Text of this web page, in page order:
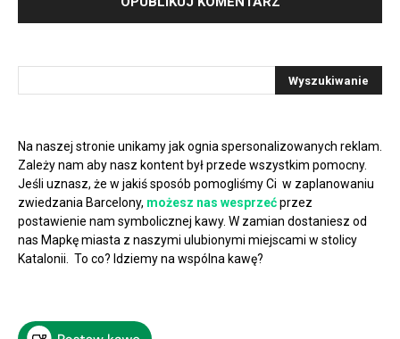
Na naszej stronie unikamy jak ognia spersonalizowanych reklam.
Zależy nam aby nasz kontent był przede wszystkim pomocny.
Jeśli uznasz, że w jakiś sposób pomogliśmy Ci w zaplanowaniu
zwiedzania Barcelony, możesz nas wesprzećprzez
postawienie nam symbolicznej kawy. W zamian dostaniesz od
nas Mapkę miasta z naszymi ulubionymi miejscami w stolicy
Katalonii. To co? Idziemy na wspólna kawę?